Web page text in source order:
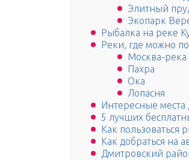
Элитный
Экопарк
Рыбалка на реке
Реки, где можно
Москва-река
Пахра
Ока
Лопасня
Интересные места
5 лучших
Как пользоваться
Как добраться на
Дмитровский